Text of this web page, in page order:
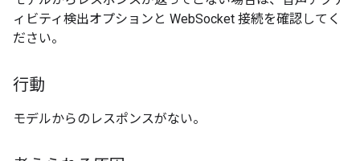
ィビティ検出オプションと WebSocket 接続を確認してく
ださい。
行動
モデルからのレスポンスがない。